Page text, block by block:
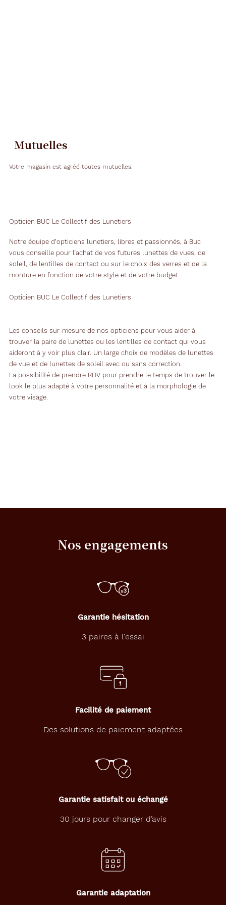
Mutuelles
Votre magasin est agréé toutes mutuelles.
Opticien BUC Le Collectif des Lunetiers
Notre équipe d’opticiens lunetiers, libres et passionnés, à Buc
vous conseille pour l’achat de vos futures lunettes de vues, de
soleil, de lentilles de contact ou sur le choix des verres et de la
monture en fonction de votre style et de votre budget.
Opticien BUC Le Collectif des Lunetiers
Les conseils sur-mesure de nos opticiens pour vous aider à
trouver la paire de lunettes ou les lentilles de contact qui vous
aideront à y voir plus clair. Un large choix de modèles de lunettes
de vue et de lunettes de soleil avec ou sans correction.
La possibilité de prendre RDV pour prendre le temps de trouver le
look le plus adapté à votre personnalité et à la morphologie de
votre visage.
Nos engagements
Garantie hésitation
3 paires à l'essai
Facilité de paiement
Des solutions de paiement adaptées
Garantie satisfait ou échangé
30 jours pour changer d’avis
Garantie adaptation